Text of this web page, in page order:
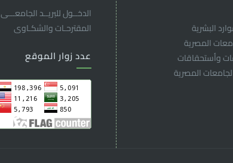
الدخــول للبريــد الجامعـــى
المقترحـات والشكـاوى
عدد زوار الموقع
البشرية
المصرية
وأستحقاقات
المصرية